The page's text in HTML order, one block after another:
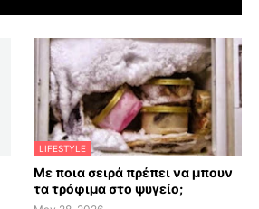
LIFESTYLE
Με ποια σειρά πρέπει να μπουν
τα τρόφιμα στο ψυγείο;